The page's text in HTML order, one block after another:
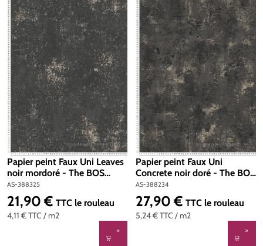
Papier peint Faux Uni Leaves
noir mordoré - The BOS
d'A.S. Création | Réf. AS-
388325
AS-388325
4,11 €TTC / m2
Prix régulier :
21,90 € TTC le rouleau
Papier peint Faux Uni
Concrete noir doré - The BOS
d'A.S. Création | Réf. AS-
388234
AS-388234
5,24 €TTC / m2
Prix régulier :
27,90 € TTC le rouleau